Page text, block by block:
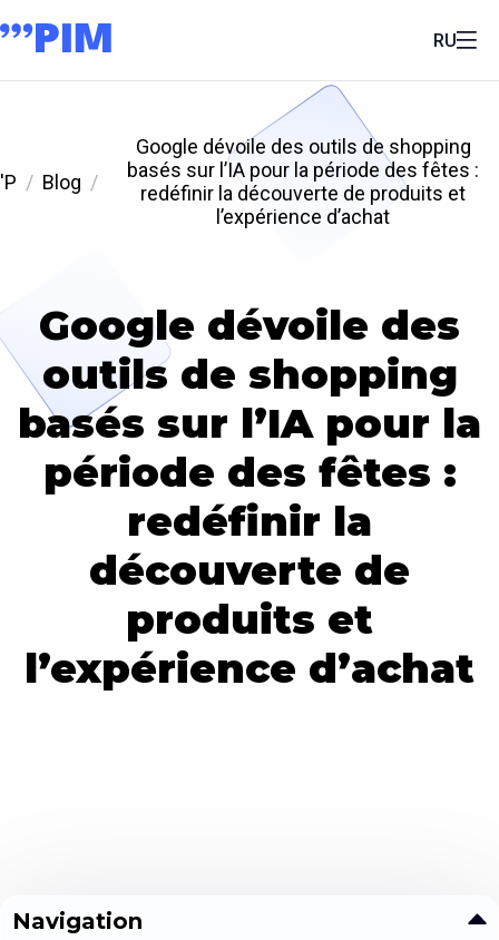
RU
'P Blog
Google dévoile des outils de shopping
basés sur l’IA pour la période des fêtes :
redéfinir la découverte de produits et
l’expérience d’achat
Google dévoile des
outils de shopping
basés sur l’IA pour la
période des fêtes :
redéfinir la
découverte de
produits et
l’expérience d’achat
Navigation